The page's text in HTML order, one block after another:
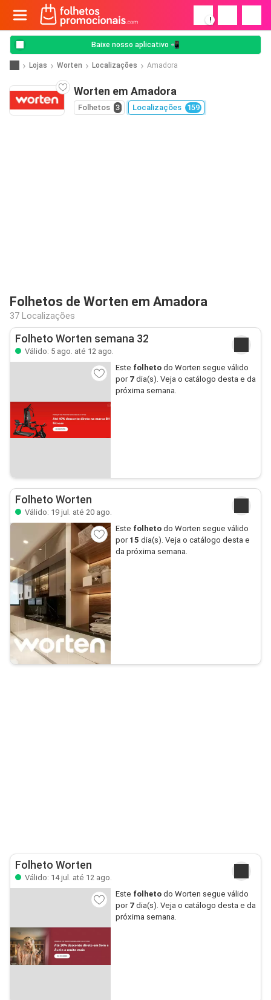
!
Baixe nosso aplicativo 📲
Lojas Worten Localizações Amadora
Worten em Amadora
Folhetos 3 Localizações 159
Folhetos de Worten em Amadora
37 Localizações
Folheto Worten semana 32
Válido: 5 ago. até 12 ago.
Este folhetodo Worten segue válido
por 7dia(s). Veja o catálogo desta e da
próxima semana.
Folheto Worten
Válido: 19 jul. até 20 ago.
Este folhetodo Worten segue válido
por 15 dia(s). Veja o catálogo desta e
da próxima semana.
Folheto Worten
Válido: 14 jul. até 12 ago.
Este folhetodo Worten segue válido
por 7dia(s). Veja o catálogo desta e da
próxima semana.